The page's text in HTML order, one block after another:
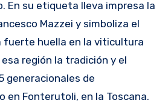
En su etiqueta lleva impresa la
Mazzei y simboliza el
fuerte huella en la viticultura
región la tradición y el
generacionales de
en Fonterutoli, en la Toscana.